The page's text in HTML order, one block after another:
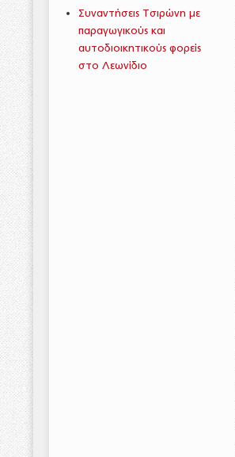
Συναντήσεις Τσιρώνη με
παραγωγικούς και
αυτοδιοικητικούς φορείς
στο Λεωνίδιο